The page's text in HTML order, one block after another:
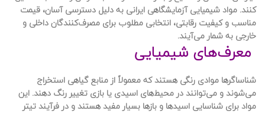
کنند. مواد شیمیایی آزمایشگاهی ایرانی به دلیل دسترسی آسان، قیمت
مناسب و کیفیت رقابتی، انتخابی مطلوب برای مصرف‌کنندگان داخلی و
خارجی به شمار می‌آیند.
معرف‌های شیمیایی
شناساگرها موادی رنگی هستند که معمولاً از منابع گیاهی استخراج
می‌شوند و می‌توانند در محیط‌های اسیدی یا بازی تغییر رنگ دهند. این
مواد برای شناسایی اسیدها و بازها بسیار مفید هستند و در فرآیند تیتر